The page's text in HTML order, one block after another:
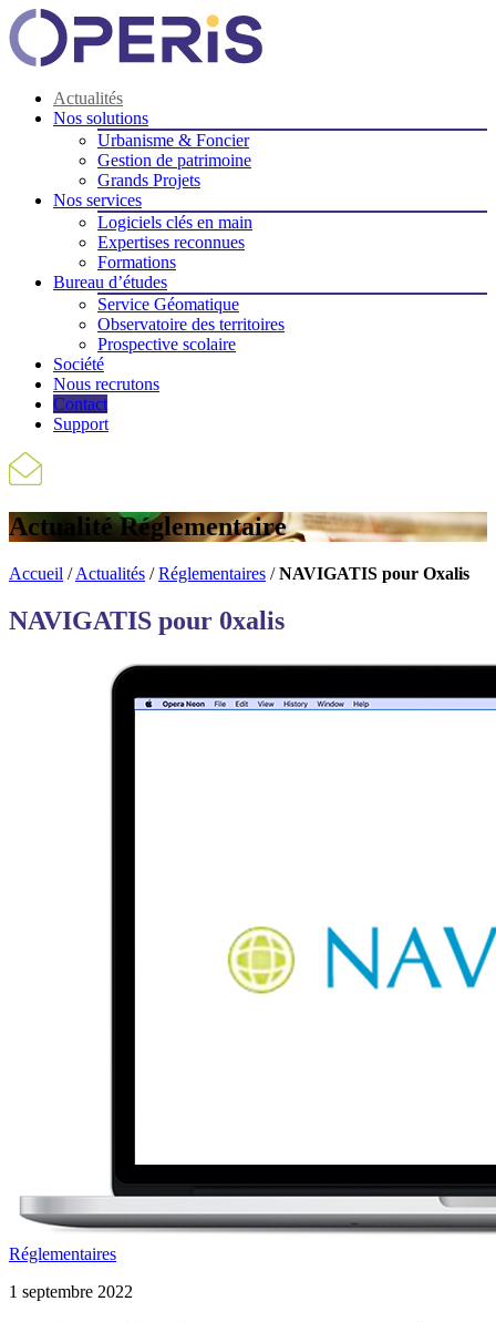
Actualités
Nos solutions
Urbanisme & Foncier
Gestion de patrimoine
Grands Projets
Nos services
Logiciels clés en main
Expertises reconnues
Formations
Bureau d’études
Service Géomatique
Observatoire des territoires
Prospective scolaire
Société
Nous recrutons
Contact
Support
Actualité Réglementaire
Accueil / Actualités / Réglementaires / NAVIGATIS pour Oxalis
NAVIGATIS pour 0xalis
Réglementaires
1 septembre 2022